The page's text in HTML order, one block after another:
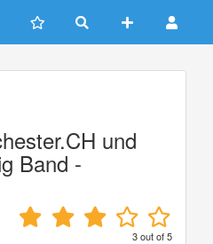
und
Band -
3out of5